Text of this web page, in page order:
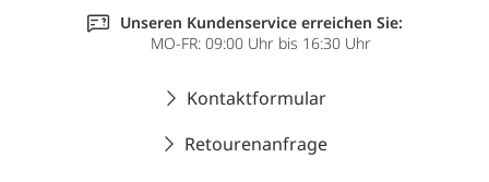
Unseren Kundenservice erreichen Sie:
MO-FR: 09:00 Uhr bis 16:30 Uhr
Kontaktformular
Retourenanfrage